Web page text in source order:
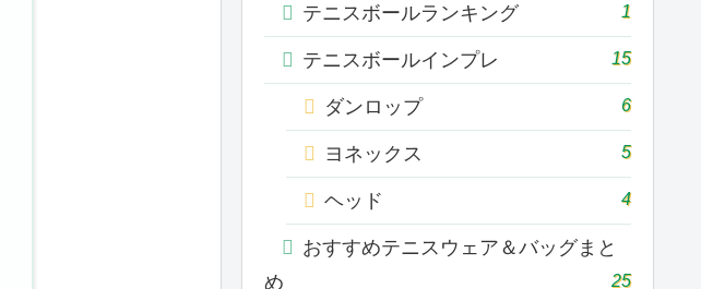
テニスボールランキング 1
テニスボールインプレ 15
ダンロップ 6
ヨネックス 5
ヘッド 4
おすすめテニスウェア＆バッグまと
め
25